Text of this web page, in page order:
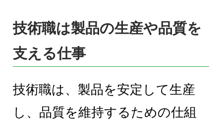
技術職は製品の生産や品質を
支える仕事
技術職は、製品を安定して生産
し、品質を維持するための仕組